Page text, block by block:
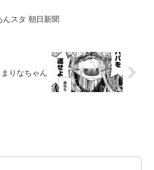
んスタ 朝日新聞
まりなちゃん